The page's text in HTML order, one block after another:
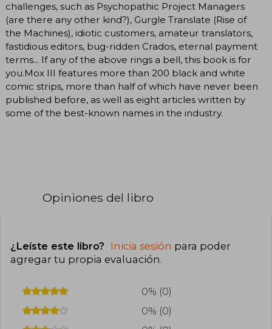
challenges, such as Psychopathic Project Managers
(are there any other kind?), Gurgle Translate (Rise of
the Machines), idiotic customers, amateur translators,
fastidious editors, bug-ridden Crados, eternal payment
terms... If any of the above rings a bell, this book is for
you.Mox III features more than 200 black and white
comic strips, more than half of which have never been
published before, as well as eight articles written by
some of the best-known names in the industry.
Opiniones del libro
¿Leíste este libro? Inicia sesión para poder
agregar tu propia evaluación.
0% (0)
0% (0)